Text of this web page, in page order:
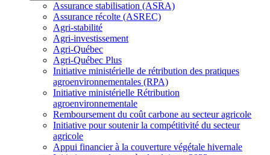
Assurance stabilisation (ASRA)
Assurance récolte (ASREC)
Agri-stabilité
Agri-investissement
Agri-Québec
Agri-Québec Plus
Initiative ministérielle de rétribution des pratiques
agroenvironnementales (RPA)
Initiative ministérielle Rétribution
agroenvironnementale
Remboursement du coût carbone au secteur agricole
Initiative pour soutenir la compétitivité du secteur
agricole
Appui financier à la couverture végétale hivernale